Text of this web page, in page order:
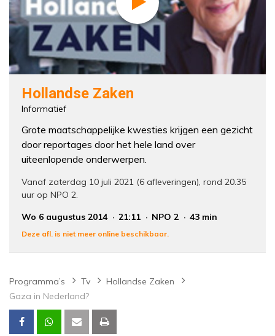
Hollandse Zaken
Informatief
Grote maatschappelijke kwesties krijgen een gezicht
door reportages door het hele land over
uiteenlopende onderwerpen.
Vanaf zaterdag 10 juli 2021 (6 afleveringen), rond 20.35
uur op NPO 2.
Wo 6 augustus 2014
21:11 NPO 2 43 min
Deze afl. is niet meer online beschikbaar.
Programma’s Tv
Hollandse Zaken
Gaza in Nederland?